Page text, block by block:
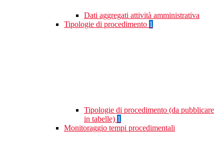
Dati aggregati attività amministrativa
Tipologie di procedimento 1
Tipologie di procedimento (da pubblicare
in tabelle) 1
Monitoraggio tempi procedimentali